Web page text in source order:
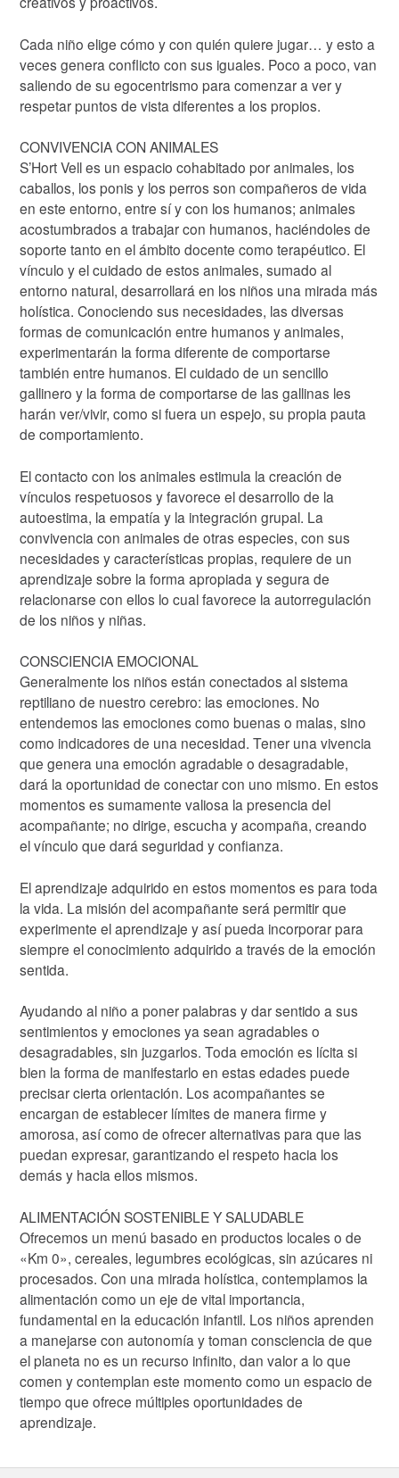
Cada niño elige cómo y con quién quiere jugar… y esto a
veces genera conflicto con sus iguales. Poco a poco, van
saliendo de su egocentrismo para comenzar a ver y
respetar puntos de vista diferentes a los propios.
CONVIVENCIA CON ANIMALES
S’Hort Vell es un espacio cohabitado por animales, los
caballos, los ponis y los perros son compañeros de vida
en este entorno, entre sí y con los humanos; animales
acostumbrados a trabajar con humanos, haciéndoles de
soporte tanto en el ámbito docente como terapéutico. El
vínculo y el cuidado de estos animales, sumado al
entorno natural, desarrollará en los niños una mirada más
holística. Conociendo sus necesidades, las diversas
formas de comunicación entre humanos y animales,
experimentarán la forma diferente de comportarse
también entre humanos. El cuidado de un sencillo
gallinero y la forma de comportarse de las gallinas les
harán ver/vivir, como si fuera un espejo, su propia pauta
de comportamiento.
El contacto con los animales estimula la creación de
vínculos respetuosos y favorece el desarrollo de la
autoestima, la empatía y la integración grupal. La
convivencia con animales de otras especies, con sus
necesidades y características propias, requiere de un
aprendizaje sobre la forma apropiada y segura de
relacionarse con ellos lo cual favorece la autorregulación
de los niños y niñas.
CONSCIENCIA EMOCIONAL
Generalmente los niños están conectados al sistema
reptiliano de nuestro cerebro: las emociones. No
entendemos las emociones como buenas o malas, sino
como indicadores de una necesidad. Tener una vivencia
que genera una emoción agradable o desagradable,
dará la oportunidad de conectar con uno mismo. En estos
momentos es sumamente valiosa la presencia del
acompañante; no dirige, escucha y acompaña, creando
el vínculo que dará seguridad y confianza.
El aprendizaje adquirido en estos momentos es para toda
la vida. La misión del acompañante será permitir que
experimente el aprendizaje y así pueda incorporar para
siempre el conocimiento adquirido a través de la emoción
sentida.
Ayudando al niño a poner palabras y dar sentido a sus
sentimientos y emociones ya sean agradables o
desagradables, sin juzgarlos. Toda emoción es lícita si
bien la forma de manifestarlo en estas edades puede
precisar cierta orientación. Los acompañantes se
encargan de establecer límites de manera firme y
amorosa, así como de ofrecer alternativas para que las
puedan expresar, garantizando el respeto hacia los
demás y hacia ellos mismos.
ALIMENTACIÓN SOSTENIBLE Y SALUDABLE
Ofrecemos un menú basado en productos locales o de
«Km 0», cereales, legumbres ecológicas, sin azúcares ni
procesados. Con una mirada holística, contemplamos la
alimentación como un eje de vital importancia,
fundamental en la educación infantil. Los niños aprenden
a manejarse con autonomía y toman consciencia de que
el planeta no es un recurso infinito, dan valor a lo que
comen y contemplan este momento como un espacio de
tiempo que ofrece múltiples oportunidades de
aprendizaje.